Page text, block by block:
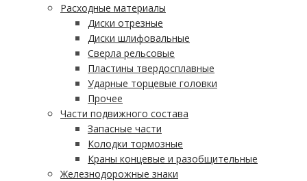
Расходные материалы
Диски отрезные
Диски шлифовальные
Сверла рельсовые
Пластины твердосплавные
Ударные торцевые головки
Прочее
Части подвижного состава
Запасные части
Колодки тормозные
Краны концевые и разобщительные
Железнодорожные знаки